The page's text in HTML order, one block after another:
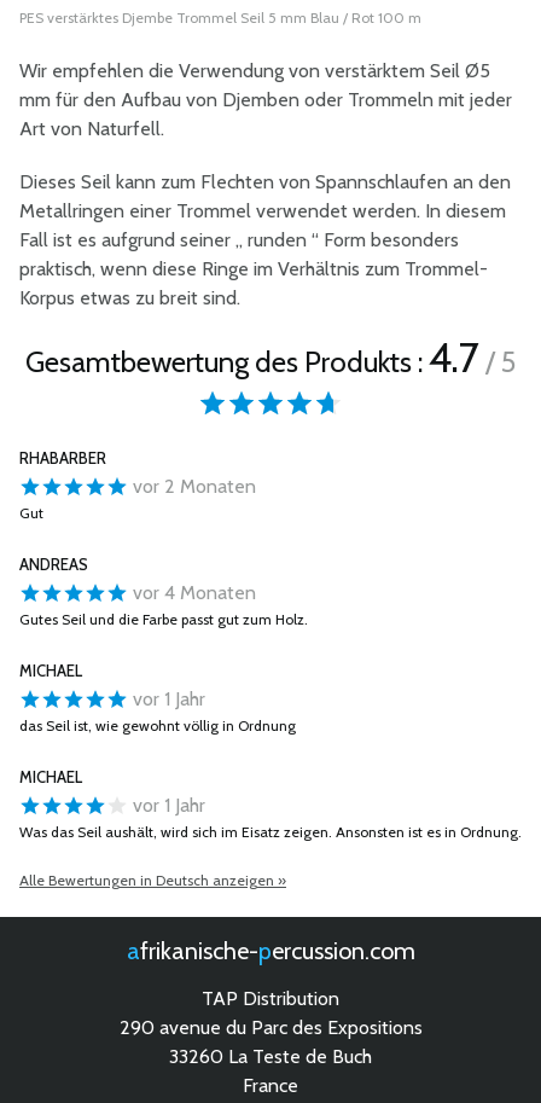
PES verstärktes Djembe Trommel Seil 5 mm Blau / Rot 100 m
Wir empfehlen die Verwendung von verstärktem Seil Ø5
mm für den Aufbau von Djemben oder Trommeln mit jeder
Art von Naturfell.
Dieses Seil kann zum Flechten von Spannschlaufen an den
Metallringen einer Trommel verwendet werden. In diesem
Fall ist es aufgrund seiner „ runden “ Form besonders
praktisch, wenn diese Ringe im Verhältnis zum Trommel-
Korpus etwas zu breit sind.
Gesamtbewertung des Produkts :4.7/ 5
RHABARBER
vor 2 Monaten
Gut
ANDREAS
vor 4 Monaten
Gutes Seil und die Farbe passt gut zum Holz.
MICHAEL
vor 1 Jahr
das Seil ist, wie gewohnt völlig in Ordnung
MICHAEL
vor 1 Jahr
Was das Seil aushält, wird sich im Eisatz zeigen. Ansonsten ist es in Ordnung.
Alle Bewertungen in Deutsch anzeigen »
afrikanische- percussion.com
TAP Distribution
290 avenue du Parc des Expositions
33260 La Teste de Buch
France